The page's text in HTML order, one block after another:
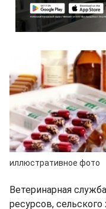
иллюстративное фото
Ветеринарная
ресурсов,